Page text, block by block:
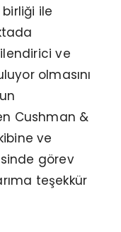
ile
ve
olmasını
Cushman &
ve
görev
teşekkür